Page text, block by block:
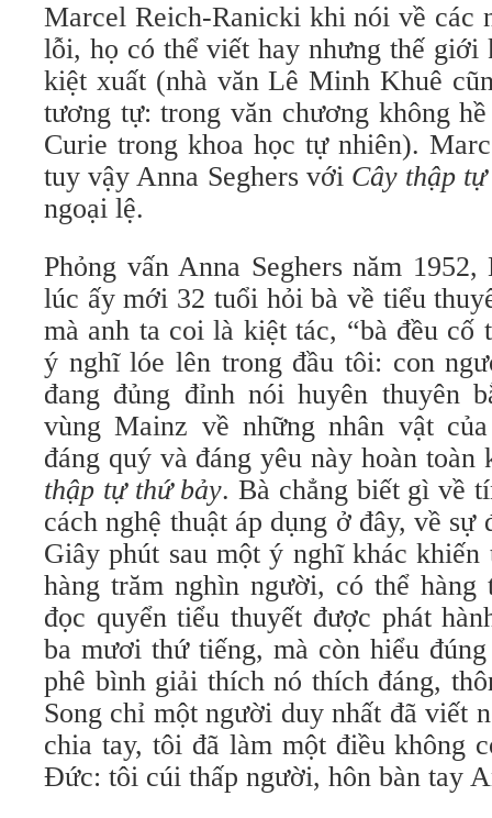
Marcel Reich-Ranicki khi nói về các
lỗi, họ có thể viết hay nhưng thế giới
kiệt xuất (nhà văn Lê Minh Khuê
tương tự: trong văn chương không
Curie trong khoa học tự nhiên).
tuy vậy Anna Seghers với Cây thập
ngoại lệ.
Phỏng vấn Anna Seghers năm
lúc ấy mới 32 tuổi hỏi bà về tiểu
mà anh ta coi là kiệt tác, “bà đều cố
ý nghĩ lóe lên trong đầu tôi: con
đang đủng đỉnh nói huyên thuyên
vùng Mainz về những nhân vật
đáng quý và đáng yêu này hoàn
thập tự thứ bảy. Bà chẳng biết gì về
cách nghệ thuật áp dụng ở đây, về sự
Giây phút sau một ý nghĩ khác
hàng trăm nghìn người, có thể
đọc quyển tiểu thuyết được phát
ba mươi thứ tiếng, mà còn hiểu
phê bình giải thích nó thích đáng,
Song chỉ một người duy nhất đã viết
chia tay, tôi đã làm một điều không
Đức: tôi cúi thấp người, hôn bàn tay